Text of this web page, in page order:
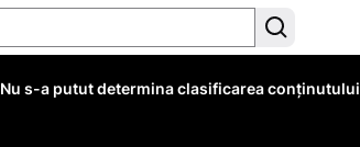
Nu s-a putut determina clasificarea conținutului